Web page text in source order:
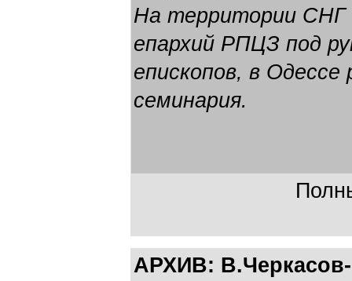
На территории СНГ
епархий РПЦЗ под
епископов, в Одессе
семинария.
АРХИВ: В.Черкасов-